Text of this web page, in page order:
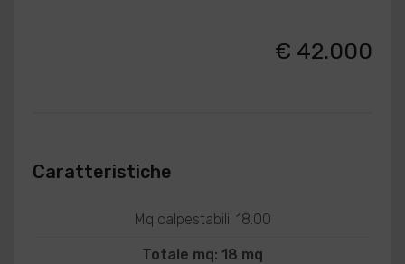
€ 42.000
Caratteristiche
Mq calpestabili: 18.00
Totale mq: 18 mq